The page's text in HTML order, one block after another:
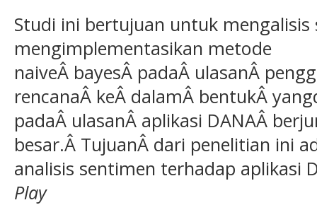
Studi ini bertujuan untuk mengalisis
mengimplementasikan metode
naiveÂ bayesÂ padaÂ ulasanÂ
rencanaÂ keÂ dalamÂ bentukÂ
padaÂ ulasanÂ aplikasi DANAÂ
besar.Â TujuanÂ dari penelitian ini
analisis sentimen terhadap aplikasi
Play